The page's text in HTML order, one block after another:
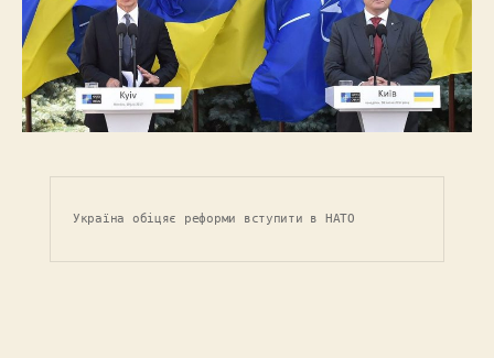
Україна обіцяє реформи вступити в НАТО